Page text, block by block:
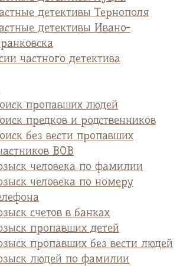
детективы Тернополя
детективы Ивано-
частного детектива
пропавших людей
предков и родственников
без вести пропавших
ВОВ
человека по фамилии
человека по номеру
счетов в банках
пропавших детей
пропавших без вести людей
людей по фамилии